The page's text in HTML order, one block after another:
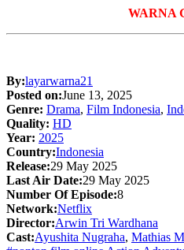
WARNA
By:layarwarna21
Posted on:June 13, 2025
Genre: Drama, Film Indonesia,
Quality: HD
Year: 2025
Country:Indonesia
Release:29 May 2025
Last Air Date:29 May 2025
Number Of Episode:8
Network:Netflix
Director:Arwin Tri Wardhana
Cast:Ayushita Nugraha, Mathias